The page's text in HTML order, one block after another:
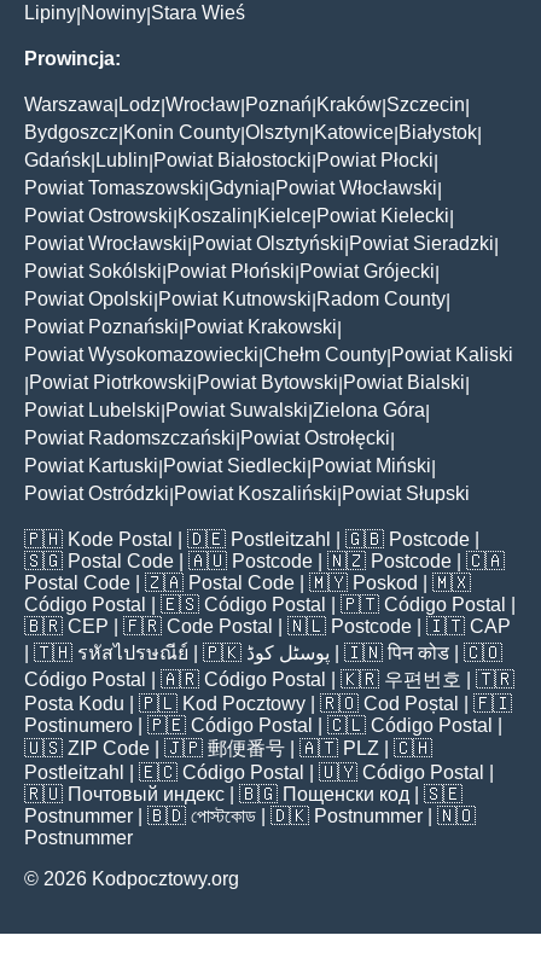
Lipiny Nowiny Stara Wieś
Prowincja:
Warszawa Lodz Wrocław Poznań Kraków Szczecin
Bydgoszcz Konin County Olsztyn Katowice Białystok
Gdańsk Lublin Powiat Białostocki Powiat Płocki
Powiat Tomaszowski Gdynia Powiat Włocławski
Powiat Ostrowski Koszalin Kielce Powiat Kielecki
Powiat Wrocławski Powiat Olsztyński Powiat Sieradzki
Powiat Sokólski Powiat Płoński Powiat Grójecki
Powiat Opolski Powiat Kutnowski Radom County
Powiat Poznański Powiat Krakowski
Powiat Wysokomazowiecki Chełm County Powiat Kaliski
Powiat Piotrkowski Powiat Bytowski Powiat Bialski
Powiat Lubelski Powiat Suwalski Zielona Góra
Powiat Radomszczański Powiat Ostrołęcki
Powiat Kartuski Powiat Siedlecki Powiat Miński
Powiat Ostródzki Powiat Koszaliński Powiat Słupski
🇵🇭 Kode Postal | 🇩🇪 Postleitzahl | 🇬🇧 Postcode
🇸🇬 Postal Code | 🇦🇺 Postcode | 🇳🇿 Postcode | 🇨🇦
Postal Code | 🇿🇦 Postal Code | 🇲🇾 Poskod
| 🇲🇽
Código Postal
| 🇪🇸 Código Postal | 🇵🇹 Código Postal
🇧🇷 CEP | 🇫🇷 Code Postal | 🇳🇱 Postcode | 🇮🇹 CAP
| 🇹🇭 รหัสไปรษณีย์ | 🇵🇰 پوسٹل کوڈ | 🇮🇳पिन कोड | 🇨🇴
Código Postal
| 🇦🇷 Código Postal | 🇰🇷 우편번호
| 🇹🇷
Posta Kodu | 🇵🇱 Kod Pocztowy | 🇷🇴 Cod Poștal
| 🇫🇮
Postinumero | 🇵🇪 Código Postal | 🇨🇱 Código Postal
🇺🇸 ZIP Code | 🇯🇵 郵便番号 | 🇦🇹 PLZ | 🇨🇭
Postleitzahl
| 🇪🇨 Código Postal | 🇺🇾 Código Postal
🇷🇺 Почтовый индекс | 🇧🇬 Пощенски код | 🇸🇪
Postnummer | 🇧🇩 পোস্টকোড | 🇩🇰 Postnummer | 🇳🇴
Postnummer
© 2026 Kodpocztowy.org